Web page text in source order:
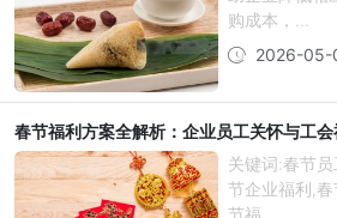
购成本，...
2026-05-
春节福利方案全解析：企业员工关怀与工
关键词:春节
节企业福利,